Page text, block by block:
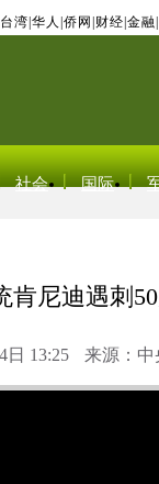
台湾 华人 侨网 财经 金融
社会 国际
肯尼迪遇刺
日 13:25 来源：中